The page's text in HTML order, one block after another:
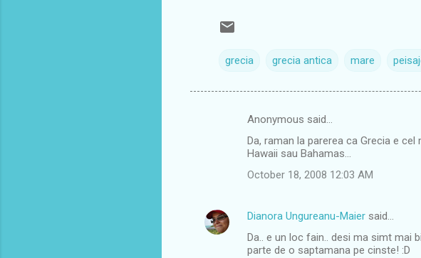
grecia grecia antica mare
n
Anonymous said…
Da, raman la parerea ca Grecia e
Hawaii sau Bahamas...
October 18, 2008 12:03 AM
Dianora Ungureanu-Maier said…
Da.. e un loc fain.. desi ma simt mai
parte de o saptamana pe cinste! :D